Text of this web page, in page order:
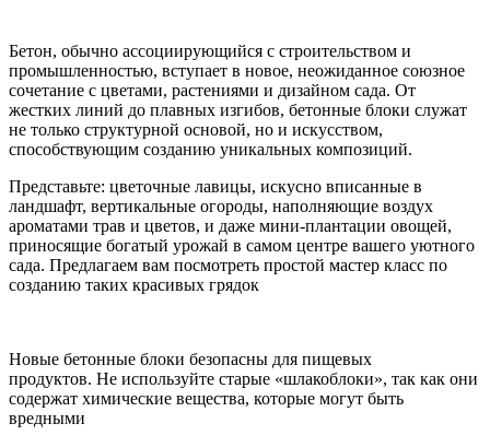
Бетон, обычно ассоциирующийся с строительством и
промышленностью, вступает в новое, неожиданное союзное
сочетание с цветами, растениями и дизайном сада. От
жестких линий до плавных изгибов, бетонные блоки служат
не только структурной основой, но и искусством,
способствующим созданию уникальных композиций.
Представьте: цветочные лавицы, искусно вписанные в
ландшафт, вертикальные огороды, наполняющие воздух
ароматами трав и цветов, и даже мини-плантации овощей,
приносящие богатый урожай в самом центре вашего уютного
сада. Предлагаем вам посмотреть простой мастер класс по
созданию таких красивых грядок
Новые бетонные блоки безопасны для пищевых
продуктов. Не используйте старые «шлакоблоки», так как они
содержат химические вещества, которые могут быть
вредными